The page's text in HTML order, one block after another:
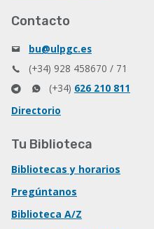
Contacto
bu@ulpgc.es
(+34) 928 458670 / 71
(+34) 626 210 811
Directorio
Tu Biblioteca
Bibliotecas y horarios
Pregúntanos
Biblioteca A/Z